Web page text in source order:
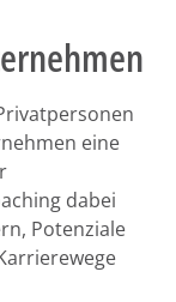
eine
dabei
Potenziale